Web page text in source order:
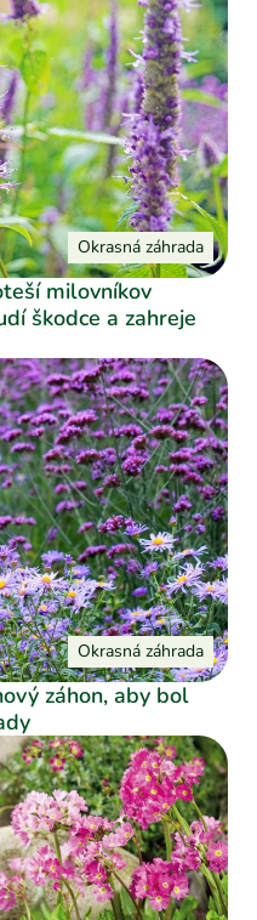
Okrasná záhrada
milovníkov
škodce a zahreje
Okrasná záhrada
záhon, aby bol